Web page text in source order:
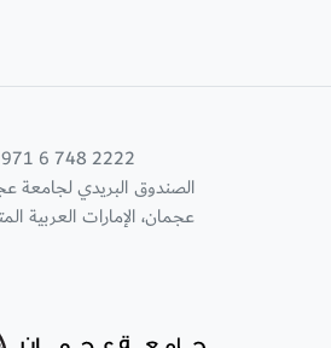
6 748 2222
الصندوق البريدي لجامعة
عجمان، الإمارات العربية